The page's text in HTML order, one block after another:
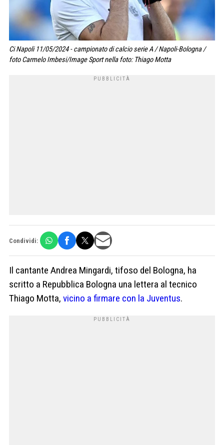
Ci Napoli 11/05/2024 - campionato di calcio serie A / Napoli-Bologna /
foto Carmelo Imbesi/Image Sport nella foto: Thiago Motta
Condividi:
Il cantante Andrea Mingardi, tifoso del Bologna, ha
scritto a Repubblica Bologna una lettera al tecnico
Thiago Motta, vicino a firmare con la Juventus.